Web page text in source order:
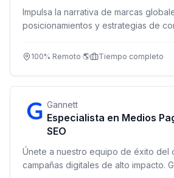
Impulsa la narrativa de marcas
posicionamientos y estrategias de
sostenible.
100% Remoto 🌎 Tiempo completo
Gannett
Especialista en Medios
SEO
Únete a nuestro equipo de éxito del
campañas digitales de alto impacto.